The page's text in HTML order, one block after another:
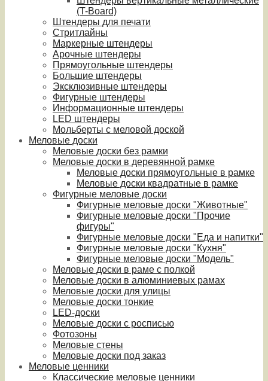
(T-Board)
Штендеры для печати
Стритлайны
Маркерные штендеры
Арочные штендеры
Прямоугольные штендеры
Большие штендеры
Эксклюзивные штендеры
Фигурные штендеры
Информационные штендеры
LED штендеры
Мольберты с меловой доской
Меловые доски
Меловые доски без рамки
Меловые доски в деревянной рамке
Меловые доски прямоугольные в рамке
Меловые доски квадратные в рамке
Фигурные меловые доски
Фигурные меловые доски "Животные"
Фигурные меловые доски "Прочие
фигуры"
Фигурные меловые доски "Еда и напитки"
Фигурные меловые доски "Кухня"
Фигурные меловые доски "Модель"
Меловые доски в раме с полкой
Меловые доски в алюминиевых рамах
Меловые доски для улицы
Меловые доски тонкие
LED-доски
Меловые доски с росписью
Фотозоны
Меловые стены
Меловые доски под заказ
Меловые ценники
Классические меловые ценники